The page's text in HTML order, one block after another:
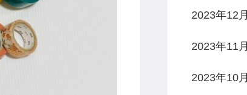
2023年12月
2023年11月
2023年10月